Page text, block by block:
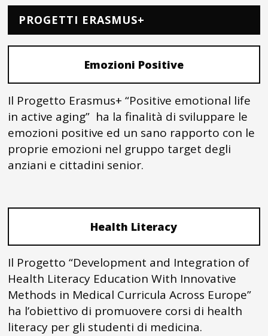
PROGETTI ERASMUS+
Emozioni Positive
Il Progetto Erasmus+ “Positive emotional life
in active aging” ha la finalità di sviluppare le
emozioni positive ed un sano rapporto con le
proprie emozioni nel gruppo target degli
anziani e cittadini senior.
Health Literacy
Il Progetto “Development and Integration of
Health Literacy Education With Innovative
Methods in Medical Curricula Across Europe”
ha l’obiettivo di promuovere corsi di health
literacy per gli studenti di medicina.